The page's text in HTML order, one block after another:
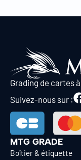
Grading de cartes
Suivez-nous sur :
MTG GRADE
Boîtier & étiquette